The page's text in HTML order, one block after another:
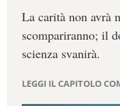
La carità non avrà
scompariranno; il
scienza svanirà.
LEGGI IL CAPITOLO